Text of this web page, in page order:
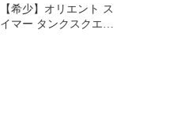
【希少】オリエント ス
イマー タンクスクエア